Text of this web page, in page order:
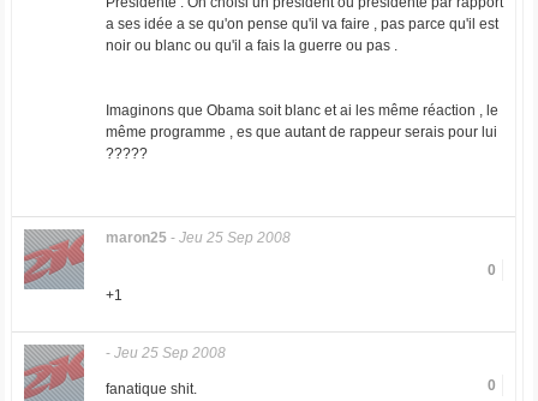
a ses idée a se qu'on pense qu'il va faire , pas parce qu'il est
noir ou blanc ou qu'il a fais la guerre ou pas .
Imaginons que Obama soit blanc et ai les même réaction , le
même programme , es que autant de rappeur serais pour lui
?????
maron25- Jeu 25 Sep 2008
0
+1
- Jeu 25 Sep 2008
0
fanatique shit.